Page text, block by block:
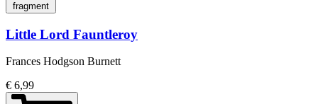
fragment
Little Lord Fauntleroy
Frances Hodgson Burnett
€ 6,99